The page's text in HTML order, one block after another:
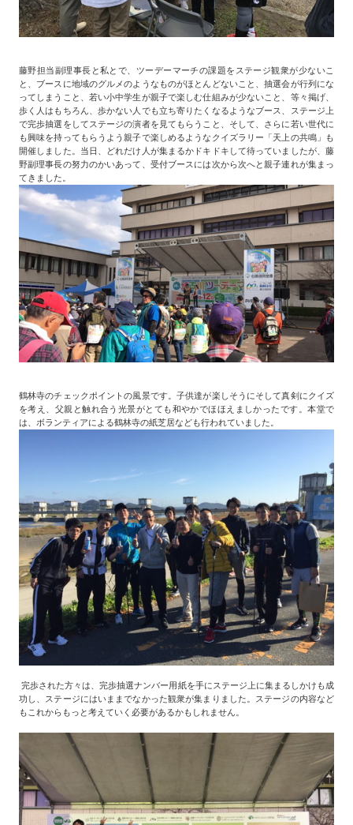
藤野担当副理事長と私とで、ツーデーマーチの課題をステージ観衆が少ないこ
と、ブースに地域のグルメのようなものがほとんどないこと、抽選会が行列にな
ってしまうこと、若い小中学生が親子で楽しむ仕組みが少ないこと、等々掲げ、
歩く人はもちろん、歩かない人でも立ち寄りたくなるようなブース、ステージ上
で完歩抽選をしてステージの演者を見てもらうこと、そして、さらに若い世代に
も興味を持ってもらうよう親子で楽しめるようなクイズラリー「天上の共鳴」も
開催しました。当日、どれだけ人が集まるかドキドキして待っていましたが、藤
野副理事長の努力のかいあって、受付ブースには次から次へと親子連れが集まっ
てきました。
鶴林寺のチェックポイントの風景です。子供達が楽しそうにそして真剣にクイズ
を考え、父親と触れ合う光景がとても和やかでほほえましかったです。本堂で
は、ボランティアによる鶴林寺の紙芝居なども行われていました。
完歩された方々は、完歩抽選ナンバー用紙を手にステージ上に集まるしかけも成
功し、ステージにはいままでなかった観衆が集まりました。ステージの内容など
もこれからもっと考えていく必要があるかもしれません。